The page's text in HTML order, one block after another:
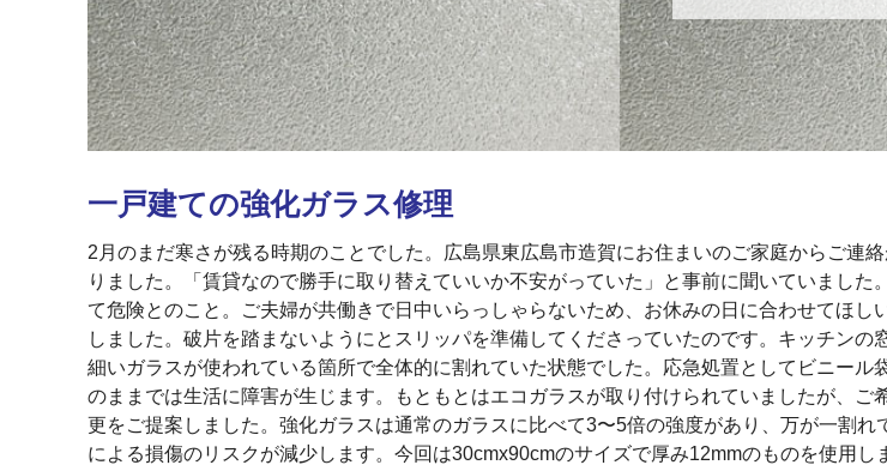
一戸建ての強化ガラス修理
2月のまだ寒さが残る時期のことでした。広島県東広島市造賀にお住まいのご家庭からご連
りました。「賃貸なので勝手に取り替えていいか不安がっていた」と事前に聞いていました
て危険とのこと。ご夫婦が共働きで日中いらっしゃらないため、お休みの日に合わせてほし
しました。破片を踏まないようにとスリッパを準備してくださっていたのです。キッチンの
細いガラスが使われている箇所で全体的に割れていた状態でした。応急処置としてビニール
のままでは生活に障害が生じます。もともとはエコガラスが取り付けられていましたが、ご
更をご提案しました。強化ガラスは通常のガラスに比べて3〜5倍の強度があり、万が一割れ
による損傷のリスクが減少します。今回は30cmx90cmのサイズで厚み12mmのものを使用し